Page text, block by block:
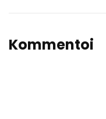
Kommentoi